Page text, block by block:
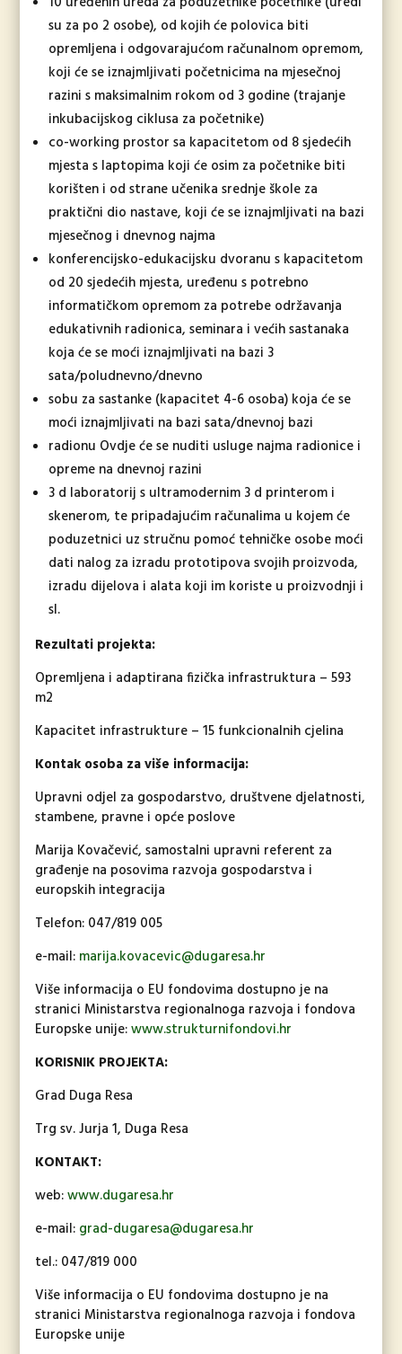
su za po 2 osobe), od kojih će polovica biti
opremljena i odgovarajućom računalnom opremom,
koji će se iznajmljivati početnicima na mjesečnoj
razini s maksimalnim rokom od 3 godine (trajanje
inkubacijskog ciklusa za početnike)
co-working prostor sa kapacitetom od 8 sjedećih
mjesta s laptopima koji će osim za početnike biti
korišten i od strane učenika srednje škole za
praktični dio nastave, koji će se iznajmljivati na bazi
mjesečnog i dnevnog najma
konferencijsko-edukacijsku dvoranu s kapacitetom
od 20 sjedećih mjesta, uređenu s potrebno
informatičkom opremom za potrebe održavanja
edukativnih radionica, seminara i većih sastanaka
koja će se moći iznajmljivati na bazi 3
sata/poludnevno/dnevno
sobu za sastanke (kapacitet 4-6 osoba) koja će se
moći iznajmljivati na bazi sata/dnevnoj bazi
radionu Ovdje će se nuditi usluge najma radionice i
opreme na dnevnoj razini
3 d laboratorij s ultramodernim 3 d printerom i
skenerom, te pripadajućim računalima u kojem će
poduzetnici uz stručnu pomoć tehničke osobe moći
dati nalog za izradu prototipova svojih proizvoda,
izradu dijelova i alata koji im koriste u proizvodnji i
sl.
Rezultati projekta:
Opremljena i adaptirana fizička infrastruktura – 593
m2
Kapacitet infrastrukture – 15 funkcionalnih cjelina
Kontak osoba za više informacija:
Upravni odjel za gospodarstvo, društvene djelatnosti,
stambene, pravne i opće poslove
Marija Kovačević, samostalni upravni referent za
građenje na posovima razvoja gospodarstva i
europskih integracija
Telefon: 047/819 005
e-mail:marija.kovacevic@dugaresa.hr
Više informacija o EU fondovima dostupno je na
stranici Ministarstva regionalnoga razvoja i fondova
Europske unije:www.strukturnifondovi.hr
KORISNIK PROJEKTA:
Grad Duga Resa
Trg sv. Jurja 1, Duga Resa
KONTAKT:
web:www.dugaresa.hr
e-mail: grad-dugaresa@dugaresa.hr
tel.: 047/819 000
Više informacija o EU fondovima dostupno je na
stranici Ministarstva regionalnoga razvoja i fondova
Europske unije